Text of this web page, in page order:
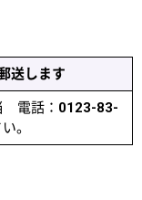
送します
電話： 0123-83-
。